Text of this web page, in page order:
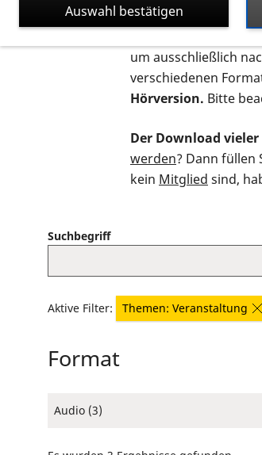
Auf dieser Seite
um ausschließlich
verschiedenen
Hörversion. Bitte
Der Download
werden? Dann füllen
kein Mitglied sind,
Suchbegriff
Aktive Filter: Themen: Veranstaltung
Format
Audio (3)
Auswahl bestätigen